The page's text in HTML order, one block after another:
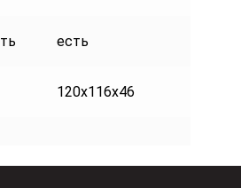
есть
120x116x46